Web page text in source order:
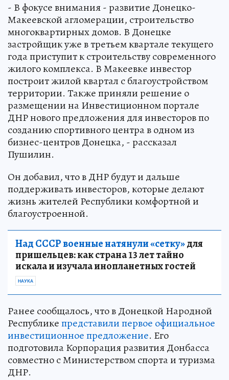
- В фокусе внимания - развитие Донецко-
Макеевской агломерации, строительство
многоквартирных домов. В Донецке
застройщик уже в третьем квартале текущего
года приступит к строительству современного
жилого комплекса. В Макеевке инвестор
построит жилой квартал с благоустройством
территории. Также приняли решение о
размещении на Инвестиционном портале
ДНР нового предложения для инвесторов по
созданию спортивного центра в одном из
бизнес-центров Донецка, - рассказал
Пушилин.
Он добавил, что в ДНР будут и дальше
поддерживать инвесторов, которые делают
жизнь жителей Республики комфортной и
благоустроенной.
Над СССР военные натянули «сетку»для
пришельцев: как страна 13 лет тайно
искала и изучала инопланетных гостей
НАУКА
Ранее сообщалось, что в Донецкой Народной
Республикепредставили первое официальное
инвестиционное предложение. Его
подготовила Корпорация развития Донбасса
совместно с Министерством спорта и туризма
ДНР.